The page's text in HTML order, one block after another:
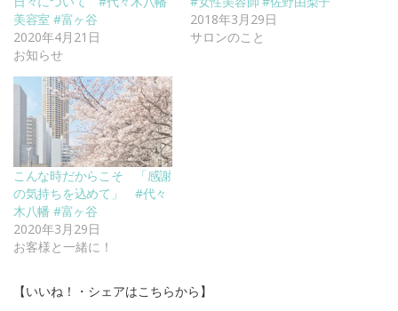
美容室 #富ヶ谷
2020年4月21日
お知らせ
2018年3月29日
サロンのこと
こんな時だからこそ 「感謝
の気持ちを込めて」 #代々
木八幡 #富ヶ谷
2020年3月29日
お客様と一緒に！
【いいね！・シェアはこちらから】